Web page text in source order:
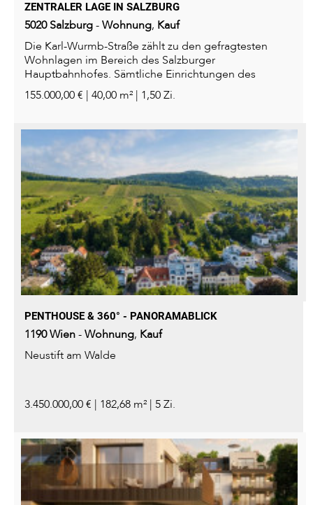
ZENTRALER LAGE IN SALZBURG
5020 Salzburg-Wohnung, Kauf
Die Karl-Wurmb-Straße zählt zu den gefragtesten
Wohnlagen im Bereich des Salzburger
Hauptbahnhofes. Sämtliche Einrichtungen des
täglichen Bedarfs –...
155.000,00 € | 40,00 m² | 1,50 Zi.
PENTHOUSE & 360° - PANORAMABLICK
1190Wien-Wohnung, Kauf
Neustift am Walde
3.450.000,00 € | 182,68 m² | 5 Zi.